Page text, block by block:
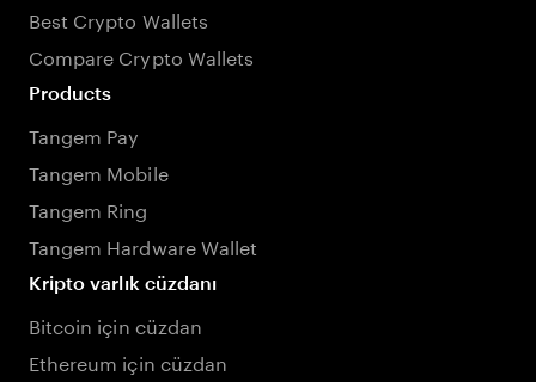
Best Crypto Wallets
Compare Crypto Wallets
Products
Tangem Pay
Tangem Mobile
Tangem Ring
Tangem Hardware Wallet
Kripto varlık cüzdanı
Bitcoin için cüzdan
Ethereum için cüzdan